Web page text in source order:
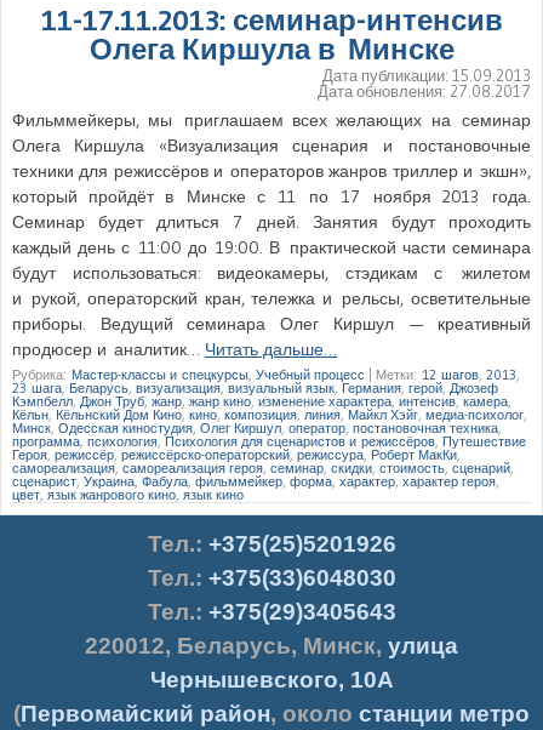
11-17.11.2013: семинар-интенсив
Олега Киршула в Минске
Дата публикации: 15.09.2013
Дата обновления: 27.08.2017
Фильммейкеры, мы приглашаем всех желающих на семинар
Олега Киршула «Визуализация сценария и постановочные
техники для режиссёров и операторов жанров триллер и экшн»,
который пройдёт в Минске с 11 по 17 ноября 2013 года.
Семинар будет длиться 7 дней. Занятия будут проходить
каждый день с 11:00 до 19:00. В практической части семинара
будут использоваться: видеокамеры, стэдикам с жилетом
и рукой, операторский кран, тележка и рельсы, осветительные
приборы. Ведущий семинара Олег Киршул — креативный
продюсер и аналитик… Читать дальше…
Рубрика: Мастер-классы и спецкурсы Учебный процесс Метки: 12 шагов 2013
23 шага Беларусь визуализация ,визуальный язык Германия герой Джозеф
Кэмпбелл Джон Труб жанр жанр кино, изменение характера интенсив, камера
Кёльн Кёльнский Дом Кино, кино композиция линия, Майкл Хэйг медиа-психолог
Минск Одесская киностудия Олег Киршул, оператор постановочная техника
программа психология ,Психология для сценаристов и режиссёров Путешествие
Героя режиссёр режиссёрско-операторский режиссура Роберт МакКи
самореализация ,самореализация героя семинар скидки стоимость сценарий
сценарист Украина Фабула фильммейкер форма характер характер героя
цвет язык жанрового кино язык кино
Тел.: +375(25)5201926
Тел.: +375(33)6048030
Тел.: +375(29)3405643
220012, Беларусь, Минск, улица
Чернышевского, 10А
(Первомайский район, около станции метро